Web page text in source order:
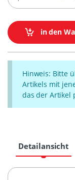
in den
Hinweis: Bitte
Artikels mit
das der Artikel
Detailansicht